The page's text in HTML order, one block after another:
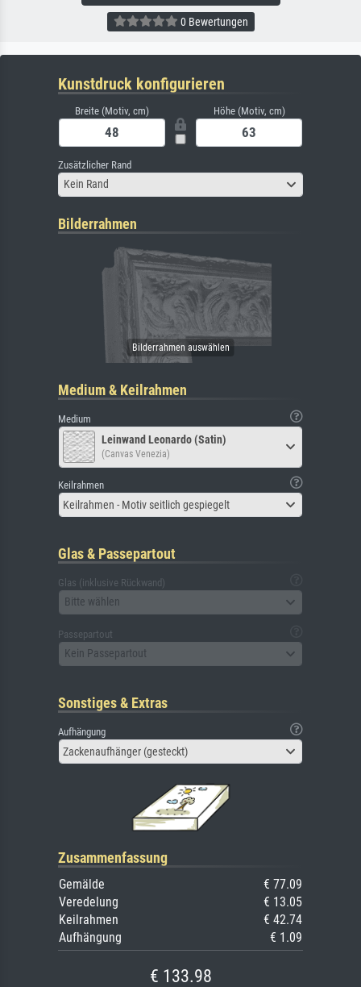
0 Bewertungen
Kunstdruck konfigurieren
Breite (Motiv, cm) Höhe (Motiv, cm)
Zusätzlicher Rand
Kein Rand
Bilderrahmen
Medium & Keilrahmen
Medium
Leinwand Leonardo (Satin)
(Canvas Venezia)
Keilrahmen
Keilrahmen - Motiv seitlich gespiegelt
Glas & Passepartout
Glas (inklusive Rückwand)
Bitte wählen
Passepartout
Kein Passepartout
Sonstiges & Extras
Aufhängung
Zackenaufhänger (gesteckt)
Zusammenfassung
Gemälde
€ 77.09
Veredelung
€ 13.05
Keilrahmen
€ 42.74
Aufhängung
€ 1.09
€ 133.98